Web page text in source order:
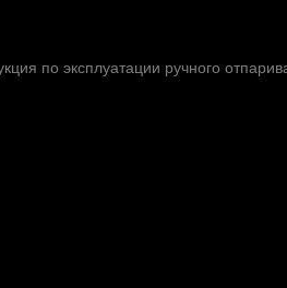
по эксплуатации ручного